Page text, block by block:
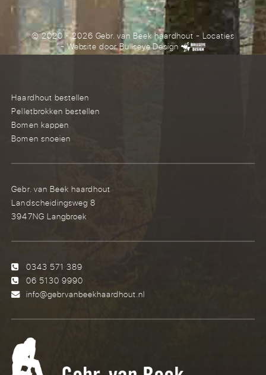
© 2020 - 2026 Gebr. van Beek haardhout-Locaties
- Website doorBullseye Design
Haardhout bestellen
Pelletbrokken bestellen
Bomen kappen
Bomen snoeien
Gebr. van Beek haardhout
Landscheidingsweg 8
3947NG Langbroek
0343 571 389
06 5130 9990
info@gebrvanbeekhaardhout.nl